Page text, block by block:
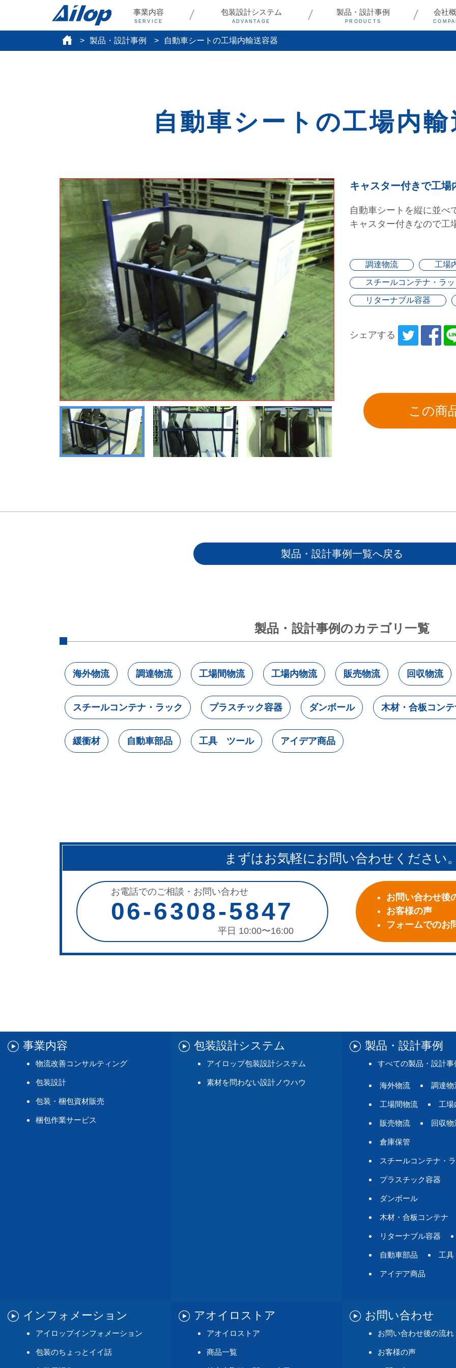
事業内容
SERVICE
包装設計システム
ADVANTAGE
製品・設計事例
PRODUCTS
会社
製品・設計事例 自動車シートの工場内輸送容器
自動車シートの工場内
キャスター付きで工場
自動車シートを縦に並べ
キャスター付きなので工
調達物流 工場
スチールコンテナ・ラ
リターナブル容器
シェアする
製品・設計事例一覧へ戻る
製品・設計事例のカテゴリ一覧
海外物流 調達物流 工場間物流 工場内物流 販売物流 回収物流
スチールコンテナ・ラック プラスチック容器 ダンボール 木材・合板コン
緩衝材 自動車部品 工具 ツール アイデア商品
まずはお気軽にお問い合わせください
お電話でのご相談・お問い合わせ
06-6308-5847
平日 10:00〜16:00
お問い合わせ後
お客様の声
フォームでのお
事業内容
物流改善コンサルティング
包装設計
包装・梱包資材販売
梱包作業サービス
包装設計システム
アイロップ包装設計システム
素材を問わない設計ノウハウ
製品・設計事例
すべての製品・設計事
海外物流 調達物
工場間物流 工場
販売物流 回収物
倉庫保管
スチールコンテナ・
プラスチック容器
ダンボール
木材・合板コンテナ
リターナブル容器
自動車部品 工
アイデア商品
インフォメーション
アイロップインフォメーション
包装のちょっとイイ話
アオイロストア
アオイロストア
商品一覧
お問い合わせ
お問い合わせ後の流れ
お客様の声